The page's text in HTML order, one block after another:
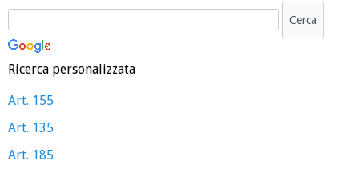
Ricerca personalizzata
Art. 155
Art. 135
Art. 185